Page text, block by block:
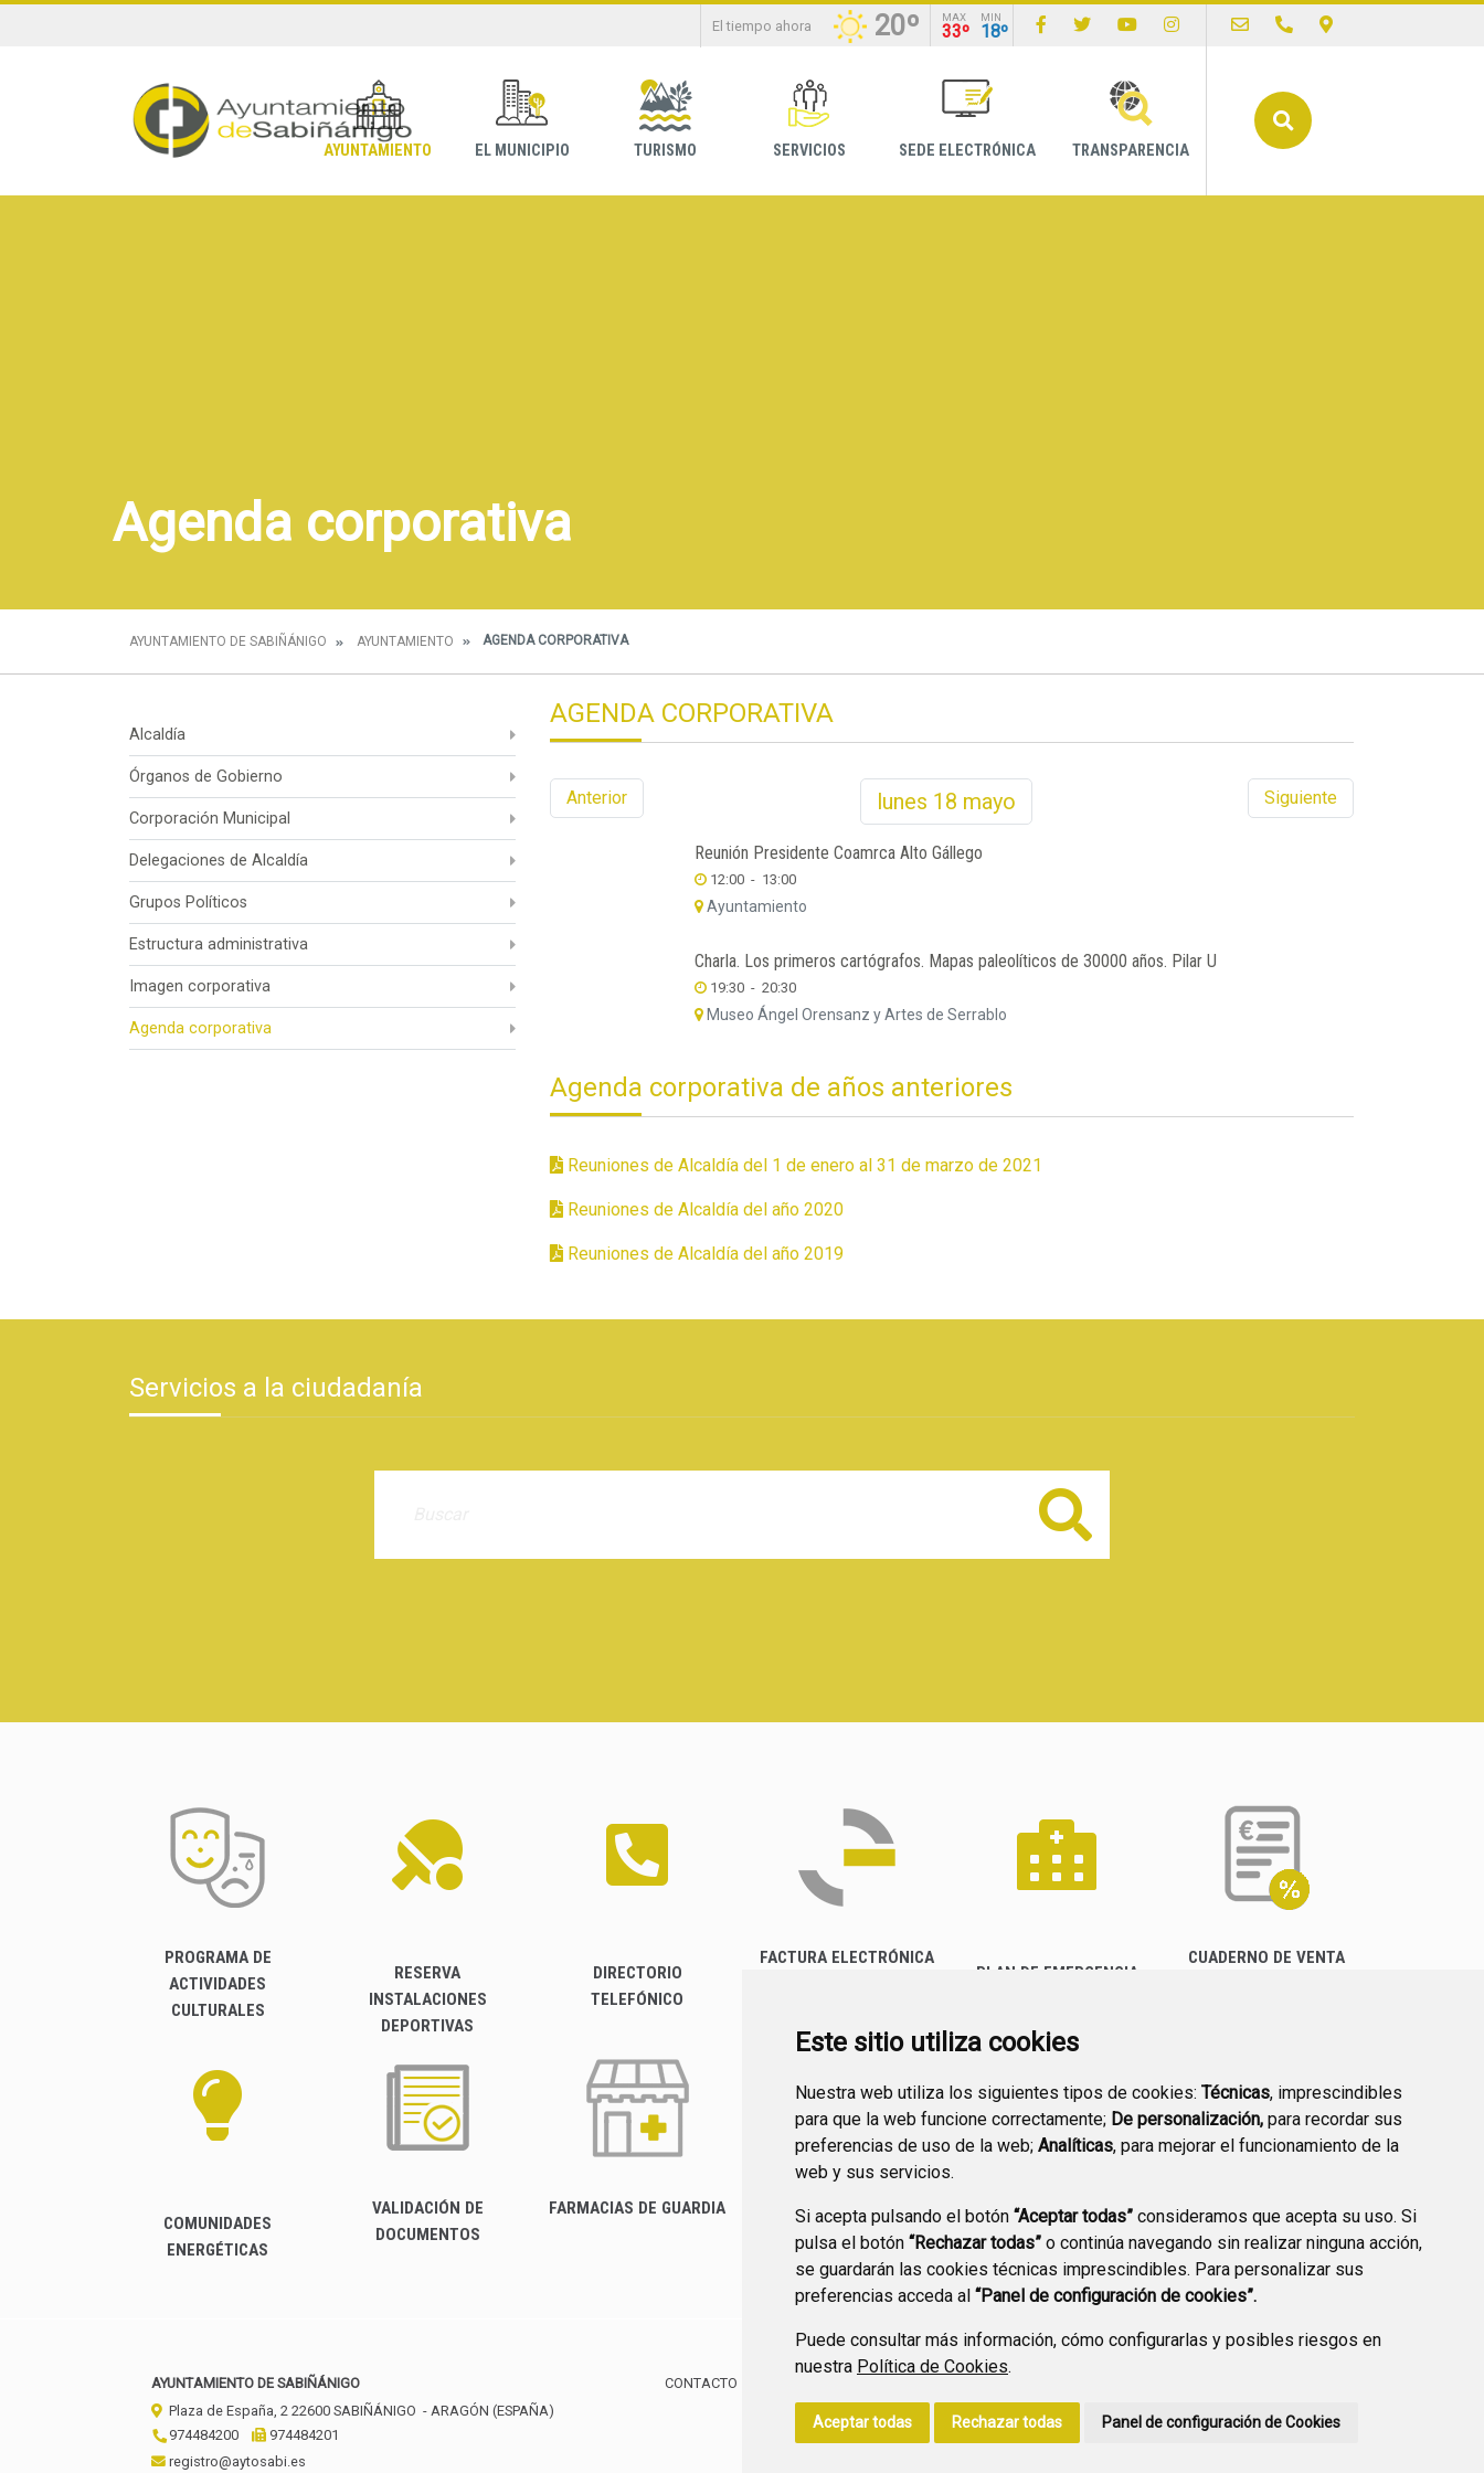
Este sitio utiliza cookies
Nuestra web utiliza los siguientes tipos de cookies: Técnicas, imprescindibles
para que la web funcione correctamente; De personalización, para recordar sus
preferencias de uso de la web; Analíticas, para mejorar el funcionamiento de la
web y sus servicios.
Si acepta pulsando el botón “Aceptar todas” consideramos que acepta su uso. Si
pulsa el botón “Rechazar todas” o continúa navegando sin realizar ninguna acción,
se guardarán las cookies técnicas imprescindibles. Para personalizar sus
preferencias acceda al “Panel de configuración de cookies”.
Puede consultar más información, cómo configurarlas y posibles riesgos en
nuestra Política de Cookies.
Aceptar todas Rechazar todas Panel de configuración de Cookies
El tiempo ahora 20º MAX
33º
MIN
18º
AYUNTAMIENTO EL MUNICIPIO TURISMO SERVICIOS SEDE ELECTRÓNICA TRANSPARENCIA
Agenda corporativa
AYUNTAMIENTO DE SABIÑÁNIGO AYUNTAMIENTO AGENDA CORPORATIVA
Alcaldía
Órganos de Gobierno
Corporación Municipal
Delegaciones de Alcaldía
Grupos Políticos
Estructura administrativa
Imagen corporativa
Agenda corporativa
AGENDA CORPORATIVA
Anterior lunes 18 mayo Siguiente
Reunión Presidente Coamrca Alto Gállego
12:00 - 13:00
Ayuntamiento
Charla. Los primeros cartógrafos. Mapas paleolíticos de 30000 años. Pilar U
19:30 -20:30
Museo Ángel Orensanz y Artes de Serrablo
Agenda corporativa de años anteriores
Reuniones de Alcaldía del 1 de enero al 31 de marzo de 2021
Reuniones de Alcaldía del año 2020
Reuniones de Alcaldía del año 2019
Servicios a la ciudadanía
Buscar
PROGRAMA DE
ACTIVIDADES
CULTURALES
RESERVA
INSTALACIONES
DEPORTIVAS
DIRECTORIO
TELEFÓNICO
FACTURA ELECTRÓNICA
PLAN DE EMERGENCIA
CUADERNO DE VENTA
COMUNIDADES
ENERGÉTICAS
VALIDACIÓN DE
DOCUMENTOS
FARMACIAS DE GUARDIA
CANAL YOUTUBE
PREGUNTAS
FRECUENTES
PLAN DE ACCIÓN LOCAL
2030
AYUNTAMIENTO DE SABIÑÁNIGO
Plaza de España, 2 22600 SABIÑÁNIGO - ARAGÓN (ESPAÑA)
974484200
974484201
registro@aytosabi.es
CONTACTO